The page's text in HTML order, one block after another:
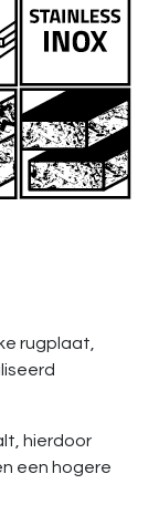
rugplaat,
hierdoor
een hogere